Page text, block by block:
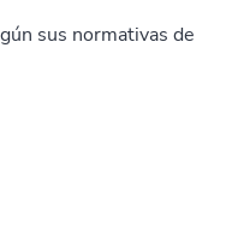
sus normativas de